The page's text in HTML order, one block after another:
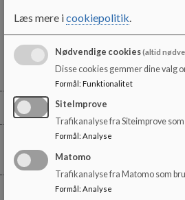
Vedtaget af
Læs mere icookiepolitik.
Nødvendige cookies(altid
Disse cookies gemmer dine valg
Formål: Funktionalitet
SiteImprove
Trafikanalyse fra Siteimprove
Formål : Analyse
Matomo
Trafikanalyse fra Matomo som
Formål : Analyse